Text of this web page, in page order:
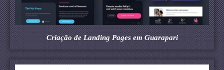
Criação de Landing Pages em Guarapari